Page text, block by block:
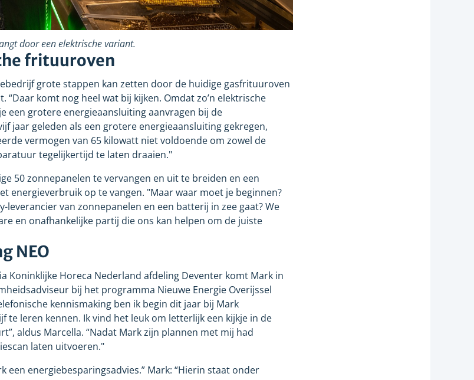
door een elektrische variant.
frituuroven
grote stappen kan zetten door de huidige gasfrituuroven
komt nog heel wat bij kijken. Omdat zo’n elektrische
grotere energieaansluiting aanvragen bij de
jaar geleden als een grotere energieaansluiting gekregen,
vermogen van 65 kilowatt niet voldoende om zowel de
tegelijkertijd te laten draaien."
50 zonnepanelen te vervangen en uit te breiden en een
energieverbruik op te vangen. "Maar waar moet je beginnen?
leverancier van zonnepanelen en een batterij in zee gaat? We
en onafhankelijke partij die ons kan helpen om de juiste
NEO
Koninklijke Horeca Nederland afdeling Deventer komt Mark in
bij het programma Nieuwe Energie Overijssel
kennismaking ben ik begin dit jaar bij Mark
te leren kennen. Ik vind het leuk om letterlijk een kijkje in de
aldus Marcella. “Nadat Mark zijn plannen met mij had
laten uitvoeren."
een energiebesparingsadvies.” Mark: “Hierin staat onder